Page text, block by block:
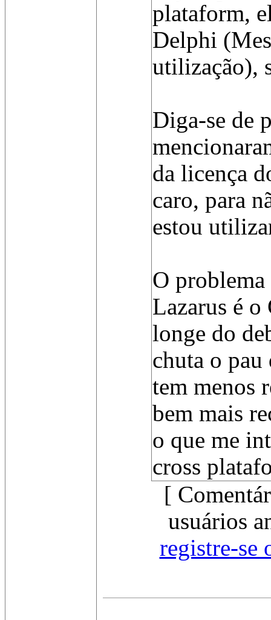
plataform,
Delphi
utilização),
Diga-se de
da licença
caro, para
estou
O problema
Lazarus é o
longe do
chuta o pau
tem menos
bem mais
o que me
cross
[
usuários
registre-se